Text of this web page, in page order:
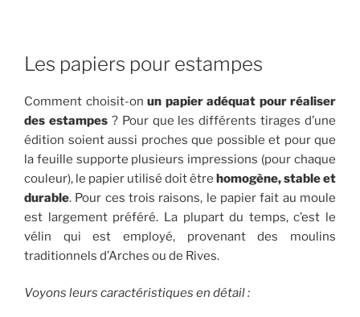
Les papiers pour estampes
Comment choisit-on un papier adéquat pour réaliser
des estampes? Pour que les différents tirages d’une
édition soient aussi proches que possible et pour que
la feuille supporte plusieurs impressions (pour chaque
couleur), le papier utilisé doit être homogène, stable et
durable. Pour ces trois raisons, le papier fait au moule
est largement préféré. La plupart du temps, c’est le
vélin qui est employé, provenant des moulins
traditionnels d’Arches ou de Rives.
Voyons leurs caractéristiques en détail :